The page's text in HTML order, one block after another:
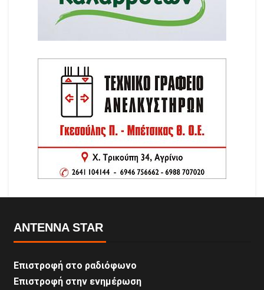
ANTENNA STAR
Επιστροφή στο ραδιόφωνο
Επιστροφή στην ενημέρωση